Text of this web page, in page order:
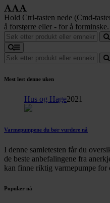
Hold Ctrl-tasten nede (Cmd-
å forstørre eller - for å forminske.
Mest lest denne uken
Hus og Hage2021
Varmepumpene du bør vurdere nå
I denne samletesten får du
de beste anbefalingene fra
kan finne riktig varmepumpe for
Populær nå